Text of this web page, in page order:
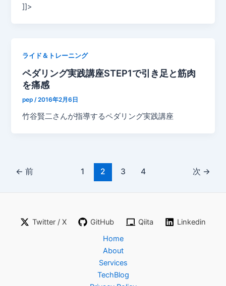
]]>
ライド＆トレーニング
ペダリング実践講座STEP1で引き足と筋肉
を痛感
pep/2016年2月6日
竹谷賢二さんが指導するペダリング実践講座
← 前 1 2 3 4 次 →
Twitter / X GitHub Qiita
Linkedin
Home
About
Services
TechBlog